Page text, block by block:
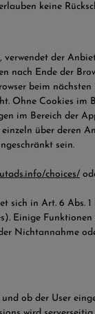
keine
der
Ende der
beim
Cookies im
im Bereich der
über deren
sein.
choices/
in Art. 6 Abs.
Einige
Nichtannahme
ob der User